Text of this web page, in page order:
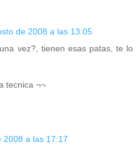
de 2008 a las 13:05
vez?, tienen esas patas, te lo
tecnica ¬¬
2008 a las 17:17